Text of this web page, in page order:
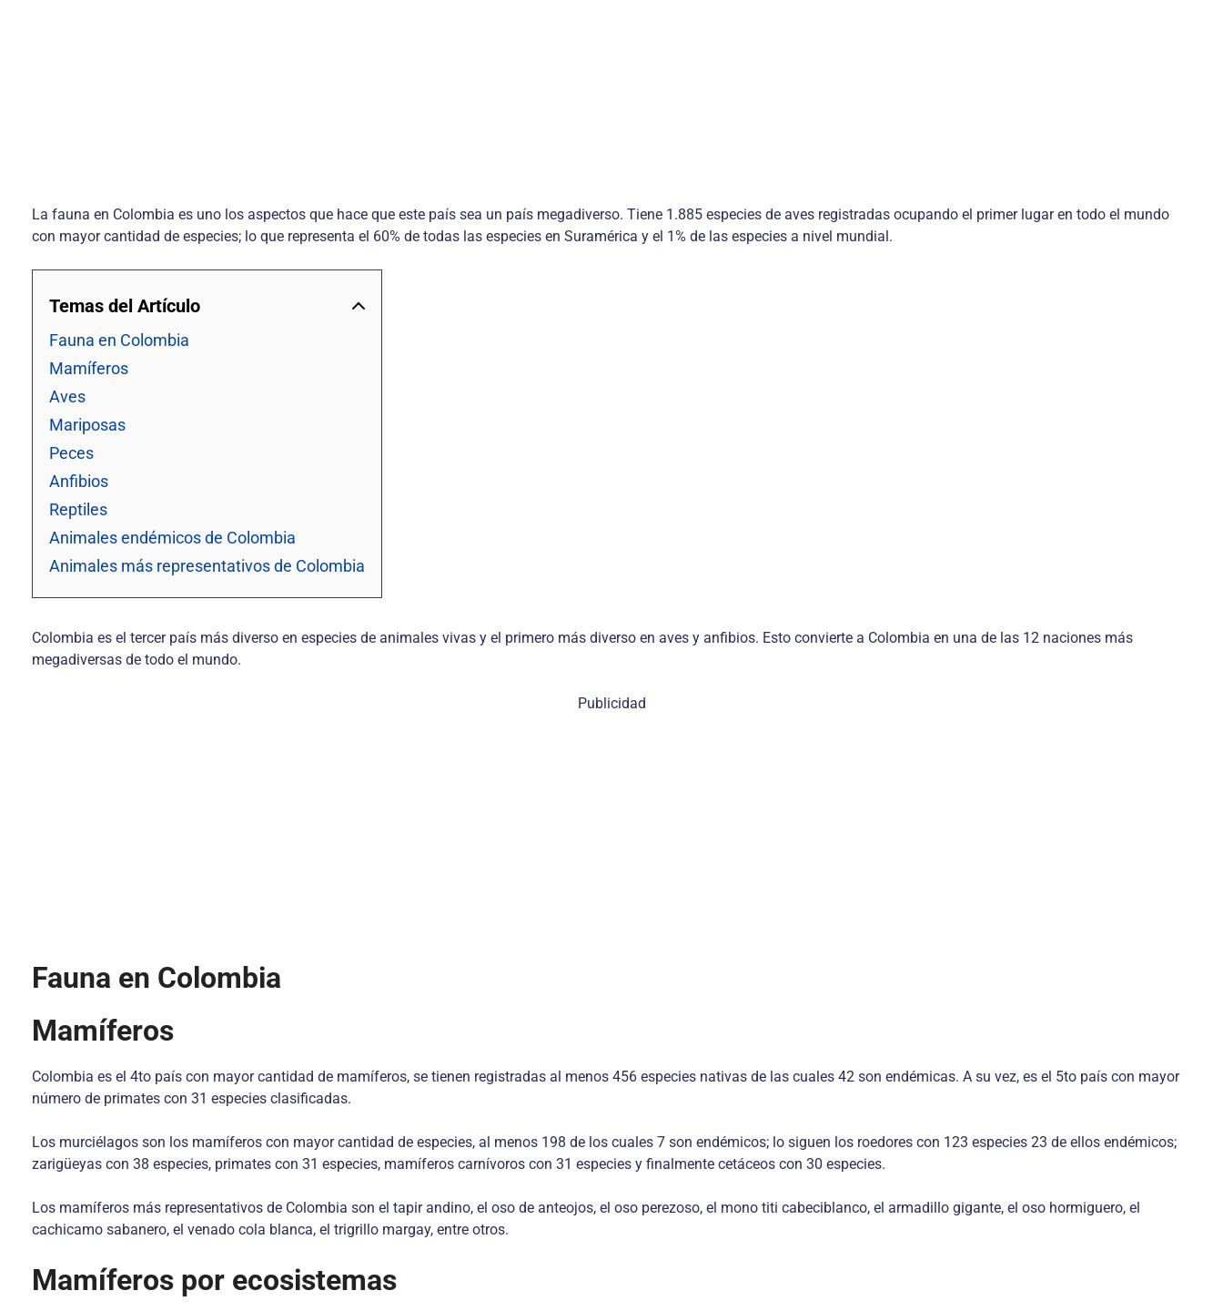
La fauna en Colombia es uno los aspectos que hace que este país sea un país megadiverso. Tiene 1.885 especies de aves registradas ocupando el primer lugar en todo el mundo
con mayor cantidad de especies; lo que representa el 60% de todas las especies en Suramérica y el 1% de las especies a nivel mundial.
Temas del Artículo
Fauna en Colombia
Mamíferos
Aves
Mariposas
Peces
Anfibios
Reptiles
Animales endémicos de Colombia
Animales más representativos de Colombia
Colombia es el tercer país más diverso en especies de animales vivas y el primero más diverso en aves y anfibios. Esto convierte a Colombia en una de las 12 naciones más
megadiversas de todo el mundo.
Publicidad
Fauna en Colombia
Mamíferos
Colombia es el 4to país con mayor cantidad de mamíferos, se tienen registradas al menos 456 especies nativas de las cuales 42 son endémicas. A su vez, es el 5to país con mayor
número de primates con 31 especies clasificadas.
Los murciélagos son los mamíferos con mayor cantidad de especies, al menos 198 de los cuales 7 son endémicos; lo siguen los roedores con 123 especies 23 de ellos endémicos;
zarigüeyas con 38 especies, primates con 31 especies, mamíferos carnívoros con 31 especies y finalmente cetáceos con 30 especies.
Los mamíferos más representativos de Colombia son el tapir andino, el oso de anteojos, el oso perezoso, el mono titi cabeciblanco, el armadillo gigante, el oso hormiguero, el
cachicamo sabanero, el venado cola blanca, el trigrillo margay, entre otros.
Mamíferos por ecosistemas